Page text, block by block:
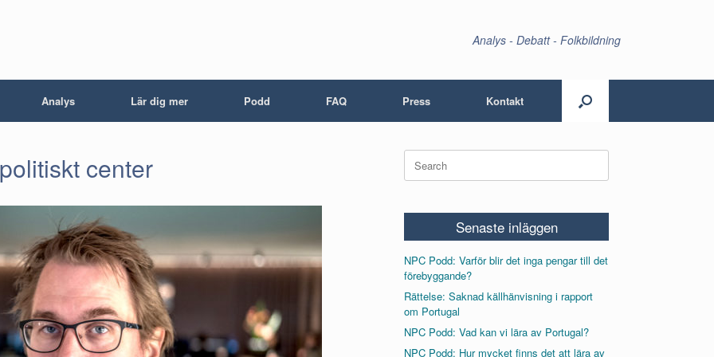
Analys - Debatt - Folkbildning
Analys Lär dig mer Podd FAQ Press Kontakt
center
Search
for:
Senaste inläggen
NPC Podd: Varför blir det inga pengar till det
förebyggande?
Rättelse: Saknad källhänvisning i rapport
om Portugal
NPC Podd: Vad kan vi lära av Portugal?
NPC Podd: Hur mycket finns det att lära av